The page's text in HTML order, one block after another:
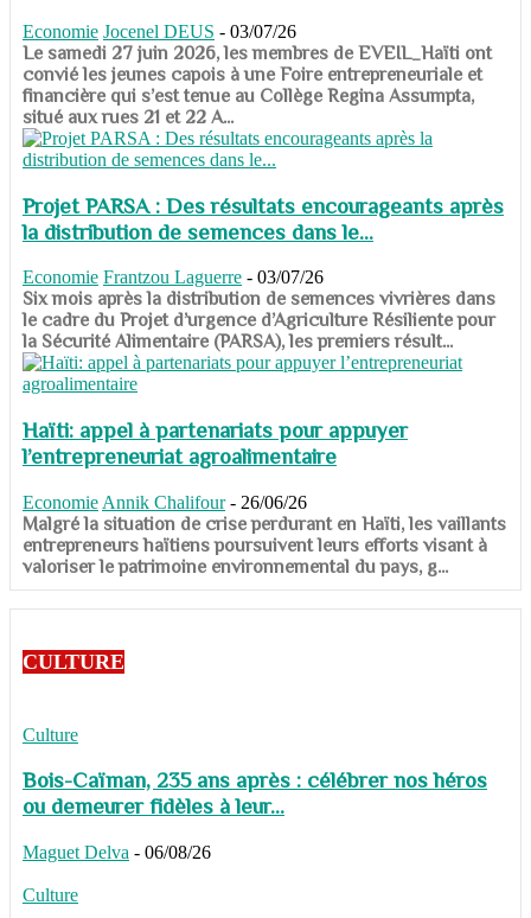
Economie Jocenel DEUS - 03/07/26
Le samedi 27 juin 2026, les membres de EVEIL_Haïti ont
convié les jeunes capois à une Foire entrepreneuriale et
financière qui s’est tenue au Collège Regina Assumpta,
situé aux rues 21 et 22 A...
Projet PARSA : Des résultats encourageants après
la distribution de semences dans le...
Economie Frantzou Laguerre - 03/07/26
​​​​​​​Six mois après la distribution de semences vivrières dans
le cadre du Projet d’urgence d’Agriculture Résiliente pour
la Sécurité Alimentaire (PARSA), les premiers résult...
Haïti: appel à partenariats pour appuyer
l’entrepreneuriat agroalimentaire
Economie Annik Chalifour - 26/06/26
​​​​​​​Malgré la situation de crise perdurant en Haïti, les vaillants
entrepreneurs haïtiens poursuivent leurs efforts visant à
valoriser le patrimoine environnemental du pays, g...
CULTURE
Culture
Bois-Caïman, 235 ans après : célébrer nos héros
ou demeurer fidèles à leur...
Maguet Delva - 06/08/26
Culture